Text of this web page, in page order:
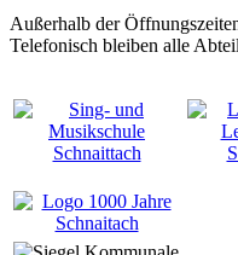
Außerhalb der
Telefonisch bleiben alle